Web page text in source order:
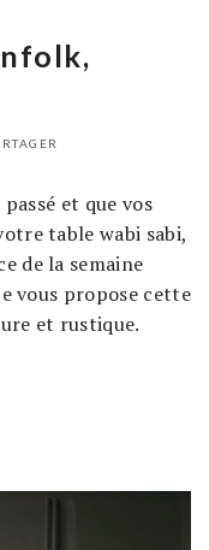
et que vos
table wabi sabi,
de la semaine
vous propose cette
et rustique.